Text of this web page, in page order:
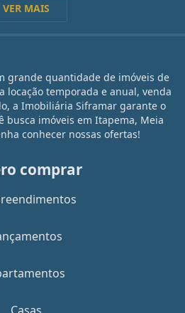
VER MAIS
grande quantidade de imóveis de
locação temporada e anual, venda
a Imobiliária Siframar garante o
busca imóveis em Itapema, Meia
conhecer nossas ofertas!
comprar